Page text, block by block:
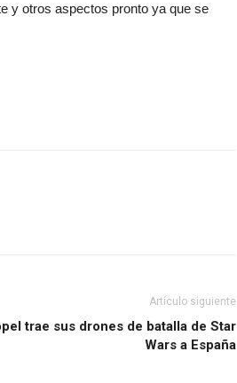
y otros aspectos pronto ya que se
Artículo siguiente
trae sus drones de batalla de Star
Wars a España